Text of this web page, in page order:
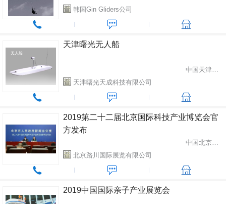
韩国Gin Gliders公司
天津曙光无人船
中国天津市河北区
天津曙光天成科技有限公司
2019第二十二届北京国际科技产业博览会官
方发布
中国北京市朝阳区
北京路川国际展览有限公司
2019中国国际亲子产业展览会